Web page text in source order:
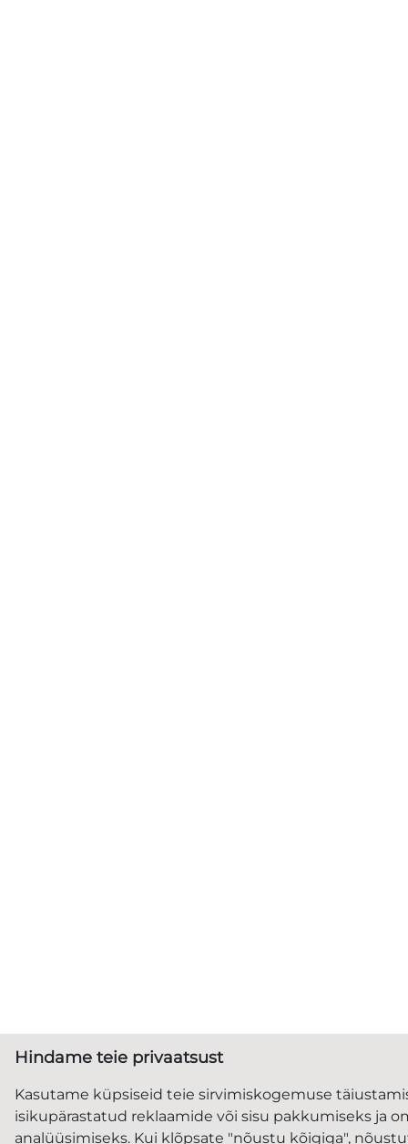
Hindame teie privaatsust
Kasutame küpsiseid teie sirvimiskogemuse
isikupärastatud reklaamide või sisu pakkumiseks ja
analüüsimiseks. Kui klõpsate "nõustu kõigiga",